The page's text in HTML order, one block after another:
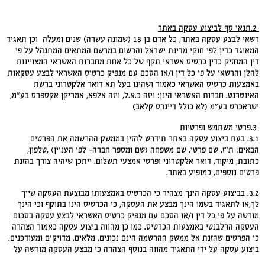
תנאי סף לביצוע עסקה באתר
רשאי לבצע עסקה באתר, כל אדם בן 18 (שמונה עשרה) שנים ומעלה וכן תאגיד
המאוגד כדין לפי חוקי מדינת ישראל והרשום במרשם המתאים המתנהל על פי
דין המחזיק כדין כרטיס אשראי תקף של כל אחת מחברות האשראי המצויינות
להלן והרשאי על פי כל דין ו/או הסכם עם מנפיק כרטיס האשראי לבצע עסקאות
באמצעות כרטיס האשראי כאמור ושהינו בעל תא דואר אלקטרוני ברשת
האינטרנט. חברות האשראי הינן: ויזה כ.א.ל, ויזה אלפא, אמריקן אקספרס בע"מ,
ישראכרט בע"מ (לא כולל דיינרס קלאב)
פרטי משתמש ופרטיות
3.1. בעת ביצוע עסקה באתר תידרש להזין בממשק ההרשמה את הפרטים
הבאים: ת"ז, שם פרטי, שם משפחה (שם ומספר חברה- לפי העניין) ,טלפון,
כתובת, מיקוד, דואר אלקטרוני ופרטי אמצעי תשלום. ייתכן שיהיה צורך בהזנת
פרטים נוספים, כמופיע באתר.
3.2. בביצוע עסקה הינך מצהיר כי הכרטיס באמצעותו מבוצעת העסקה שייך
לך,או לתאגיד בשמו הינך מבצע את העסקה, כי הכרטיס הינו בתוקף וכי הינך
מורשה על פי כל דין ו/או הסכם עם מנפיק כרטיס האשראי לבצע עסקה בסכום
העסקה הרלבנטי באמצעות הכרטיס. כמו כן מהווה ביצוע עסקה כאמור הצהרה
כי הפרטים שהזנת אל ממשק ההרשמה הינם נכונים, מלאים, מדויקים ומעודכנים.
ביצוע עסקה על ידי התאגיד מהווה בנוסף הצהרה כי מבצע העסקה מורשה על